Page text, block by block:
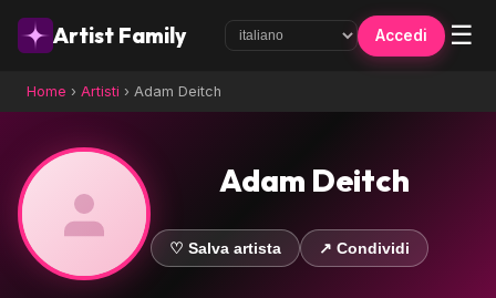
Artist Family Accedi ☰
Home › Artisti › Adam Deitch
Adam Deitch
♡ Salva artista ↗ Condividi